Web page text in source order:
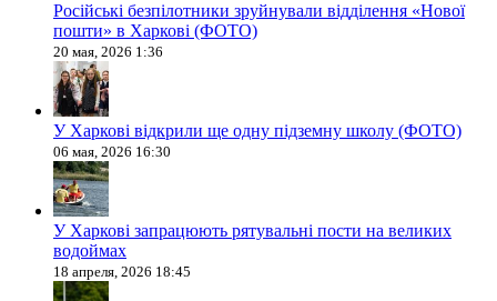
Російські безпілотники зруйнували відділення «Нової
пошти» в Харкові (ФОТО)
20 мая, 2026 1:36
У Харкові відкрили ще одну підземну школу (ФОТО)
06 мая, 2026 16:30
У Харкові запрацюють рятувальні пости на великих
водоймах
18 апреля, 2026 18:45